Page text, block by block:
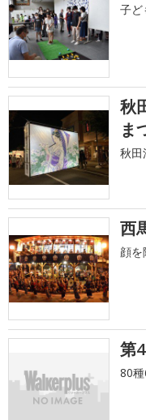
子ど
秋
ま
秋田
西
顔
第
80